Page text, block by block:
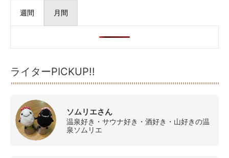
週間 月間
ライターPICKUP!!
ソムリエさん
温泉好き・サウナ好き・酒好き・山好きの温
泉ソムリエ